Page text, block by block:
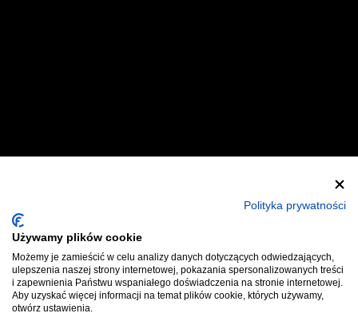
Zostań Helperem
Polityka Prywatności
Kontakt Bilety
Polityka prywatności
Używamy plików cookie
Możemy je zamieścić w celu analizy danych dotyczących odwiedzających,
ulepszenia naszej strony internetowej, pokazania spersonalizowanych treści
i zapewnienia Państwu wspaniałego doświadczenia na stronie internetowej.
Aby uzyskać więcej informacji na temat plików cookie, których używamy,
otwórz ustawienia.